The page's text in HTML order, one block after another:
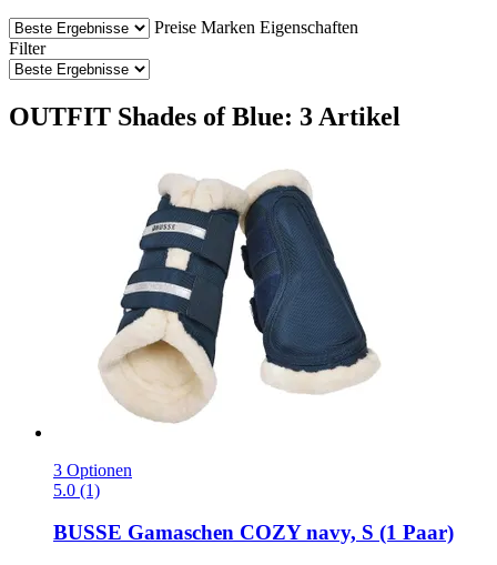
Preise Marken Eigenschaften
Filter
OUTFIT Shades of Blue: 3 Artikel
3 Optionen
5.0 (1)
BUSSE Gamaschen COZY navy, S (1 Paar)